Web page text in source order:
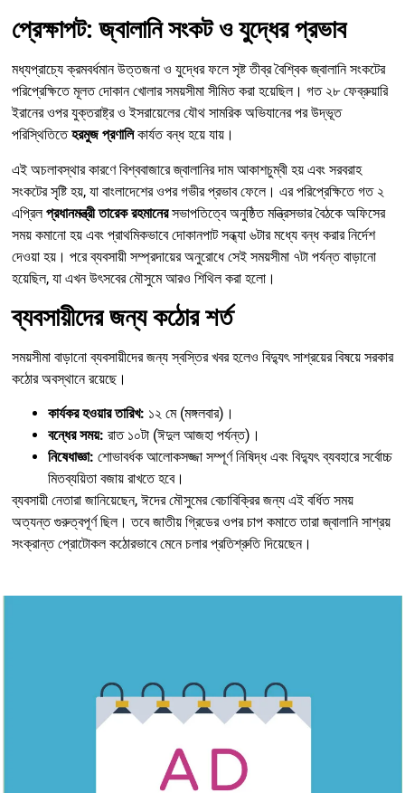
প্রেক্ষাপট: জ্বালানি সংকট ও যুদ্ধের প্রভাব
মধ্যপ্রাচ্যে ক্রমবর্ধমান উত্তজনা ও যুদ্ধের ফলে সৃষ্ট তীব্র বৈশ্বিক জ্বালানি সংকটের
পরিপ্রেক্ষিতে মূলত দোকান খোলার সময়সীমা সীমিত করা হয়েছিল। গত ২৮ ফেব্রুয়ারি
ইরানের ওপর যুক্তরাষ্ট্র ও ইসরায়েলের যৌথ সামরিক অভিযানের পর উদ্ভূত
পরিস্থিতিতেহরমুজ প্রণালিকার্যত বন্ধ হয়ে যায়।
এই অচলাবস্থার কারণে বিশ্ববাজারে জ্বালানির দাম আকাশচুম্বী হয় এবং সরবরাহ
সংকটের সৃষ্টি হয়, যা বাংলাদেশের ওপর গভীর প্রভাব ফেলে। এর পরিপ্রেক্ষিতে গত ২
এপ্রিলপ্রধানমন্ত্রী তারেক রহমানেরসভাপতিত্বে অনুষ্ঠিত মন্ত্রিসভার বৈঠকে অফিসের
সময় কমানো হয় এবং প্রাথমিকভাবে দোকানপাট সন্ধ্যা ৬টার মধ্যে বন্ধ করার নির্দেশ
দেওয়া হয়। পরে ব্যবসায়ী সম্প্রদায়ের অনুরোধে সেই সময়সীমা ৭টা পর্যন্ত বাড়ানো
হয়েছিল, যা এখন উৎসবের মৌসুমে আরও শিথিল করা হলো।
ব্যবসায়ীদের জন্য কঠোর শর্ত
সময়সীমা বাড়ানো ব্যবসায়ীদের জন্য স্বস্তির খবর হলেও বিদ্যুৎ সাশ্রয়ের বিষয়ে সরকার
কঠোর অবস্থানে রয়েছে।
কার্যকর হওয়ার তারিখ: ১২ মে (মঙ্গলবার)।
বন্ধের সময়: রাত ১০টা (ঈদুল আজহা পর্যন্ত)।
নিষেধাজ্ঞা: শোভাবর্ধক আলোকসজ্জা সম্পূর্ণ নিষিদ্ধ এবং বিদ্যুৎ ব্যবহারে সর্বোচ্চ
মিতব্যয়িতা বজায় রাখতে হবে।
ব্যবসায়ী নেতারা জানিয়েছেন, ঈদের মৌসুমের বেচাবিক্রির জন্য এই বর্ধিত সময়
অত্যন্ত গুরুত্বপূর্ণ ছিল। তবে জাতীয় গ্রিডের ওপর চাপ কমাতে তারা জ্বালানি সাশ্রয়
সংক্রান্ত প্রোটোকল কঠোরভাবে মেনে চলার প্রতিশ্রুতি দিয়েছেন।